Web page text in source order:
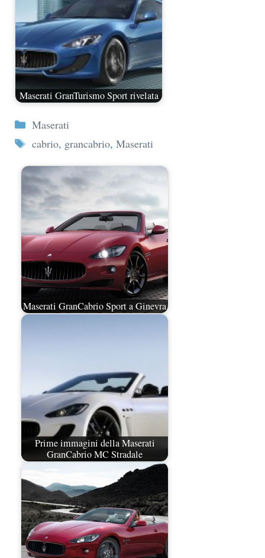
Maserati GranTurismo Sport rivelata
Categorie
Maserati
Tag
cabrio, grancabrio, Maserati
Maserati GranCabrio Sport a Ginevra
Prime immagini della Maserati
GranCabrio MC Stradale